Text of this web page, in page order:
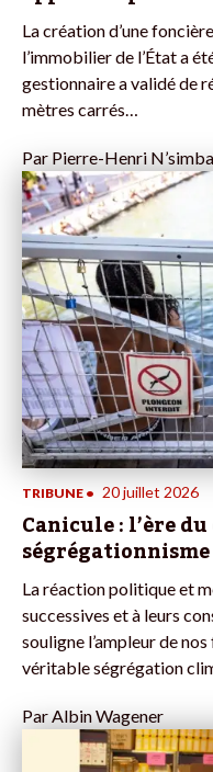
La création d’une
l’immobilier de l’État a
gestionnaire a validé de
mètres carrés…
Par Pierre-Henri
TRIBUNE • 20 juillet 2026
Canicule : l’ère
ségrégationnisme
La réaction politique et
successives et à leurs
souligne l’ampleur de
véritable ségrégation
ParAlbin Wagener